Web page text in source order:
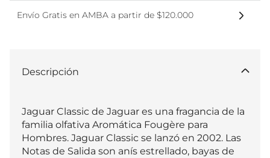
Envío Gratis en AMBA a partir de $120.000
Descripción
Jaguar Classic de Jaguar es una fragancia de la
familia olfativa Aromática Fougère para
Hombres. Jaguar Classic se lanzó en 2002. Las
Notas de Salida son anís estrellado, bayas de